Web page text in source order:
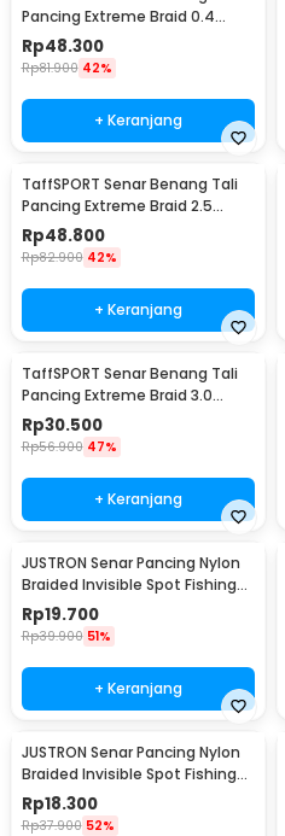
Pancing Extreme Braid 0.4
500M - FM-PEL
Rp48.300
Rp81.900 42%
+ Keranjang
TaffSPORT Senar Benang Tali
Pancing Extreme Braid 2.5
500M - FM-PEL
Rp48.800
Rp82.900 42%
+ Keranjang
TaffSPORT Senar Benang Tali
Pancing Extreme Braid 3.0
300M - FM-PEL
Rp30.500
Rp56.900 47%
+ Keranjang
JUSTRON Senar Pancing Nylon
Braided Invisible Spot Fishing
Line 500M 0.6 - DPLS
Rp19.700
Rp39.900 51%
+ Keranjang
JUSTRON Senar Pancing Nylon
Braided Invisible Spot Fishing
Line 500M 1.2 - DPLS
Rp18.300
Rp37.900 52%